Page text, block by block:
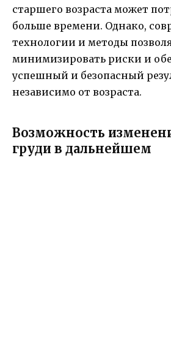
старшего возраста может
больше времени. Однако,
технологии и методы
минимизировать риски и
успешный и безопасный
независимо от возраста.
Возможность
груди в дальнейшем